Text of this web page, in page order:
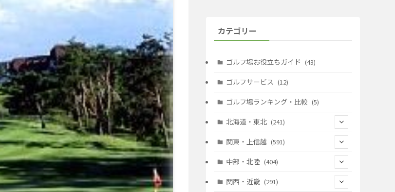
カテゴリー
ゴルフ場お役立ちガイド (43)
ゴルフサービス (12)
ゴルフ場ランキング・比較 (5)
北海道・東北 (241)
(128)
(10)
(17)
関東・上信越 (591)
(146)
(40)
中部・北陸 (404)
(13)
関西・近畿 (291)